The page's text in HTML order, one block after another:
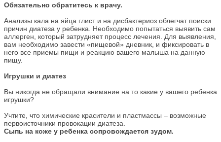
Обязательно обратитесь к врачу.
Анализы кала на яйца глист и на дисбактериоз облегчат поиски
причин диатеза у ребенка. Необходимо попытаться выявить сам
аллерген, который затрудняет процесс лечения. Для выявления,
вам необходимо завести «пищевой» дневник, и фиксировать в
него все приемы пищи и реакцию вашего малыша на данную
пищу.
Игрушки и диатез
Вы никогда не обращали внимание на то какие у вашего ребенка
игрушки?
Учтите, что химические красители и пластмассы – возможные
первоисточники провокации диатеза.
Сыпь на коже у ребенка сопровождается зудом.